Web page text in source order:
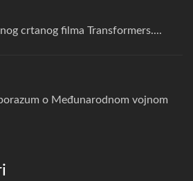
crtanog filma Transformers....
o Međunarodnom vojnom